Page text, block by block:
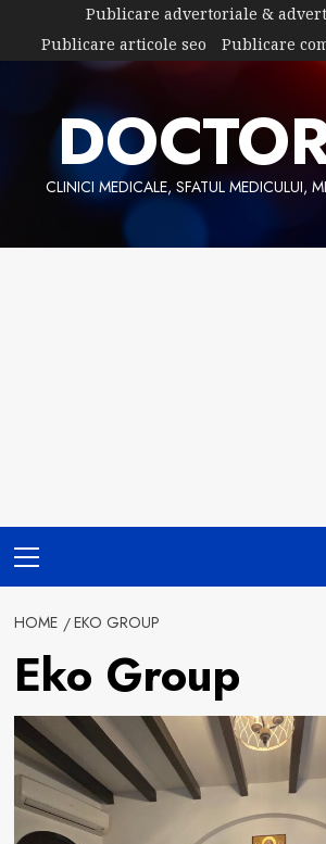
content
Publicare advertoriale &
Publicare articole seo
Publicare
CLINICI MEDICALE, SFATUL MEDICULUI,
Menu
HOME EKO GROUP
Eko Group